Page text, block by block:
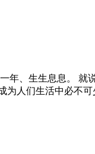
、生生息息。 就
为人们生活中必不可